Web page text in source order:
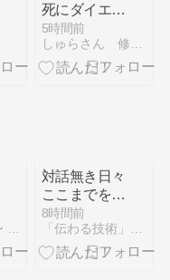
死にダイエッ
トしたのに誰
も細くならな
かった理由が
5時間前
しゅらさん 修羅場のまとめ
対話無き日々
ここまでをま
とめ読み そ
の21～40
8時間前